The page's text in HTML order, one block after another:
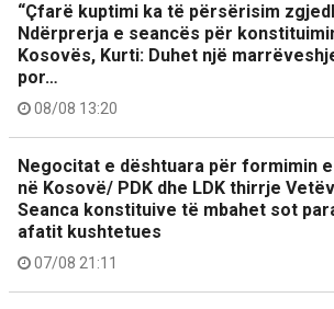
“Çfarë kuptimi ka të përsërisim
Ndërprerja e seancës për
Kosovës, Kurti: Duhet një
por…
08/08 13:20
Negocitat e dështuara për formimin
në Kosovë/ PDK dhe LDK thirrje
Seanca konstituive të mbahet sot
afatit kushtetues
07/08 21:11